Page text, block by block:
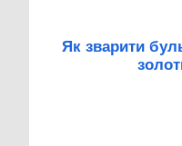
Як зварити